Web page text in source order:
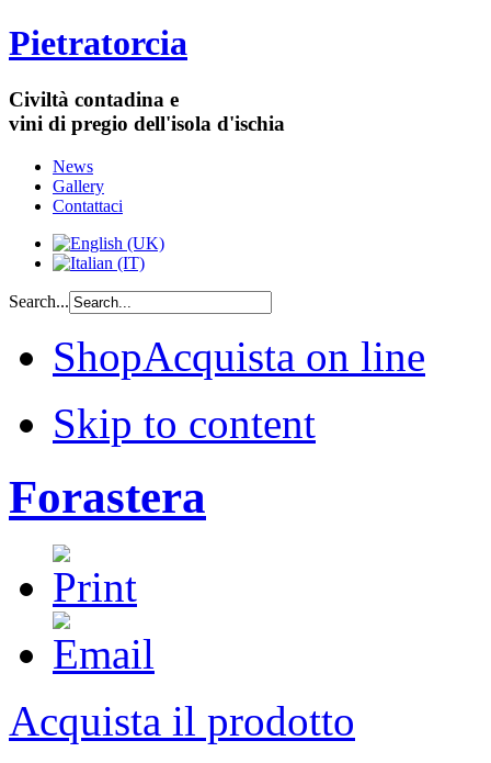
Pietratorcia
Civiltà contadina e
vini di pregio dell'isola d'ischia
News
Gallery
Contattaci
Search...
ShopAcquista on line
Skip to content
Forastera
Acquista il prodotto